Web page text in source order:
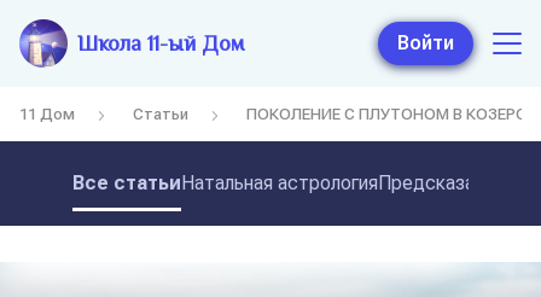
Школа 11-ый Дом Войти
11 Дом Статьи ПОКОЛЕНИЕ С ПЛУТОНОМ В
Все статьиНатальная астрология